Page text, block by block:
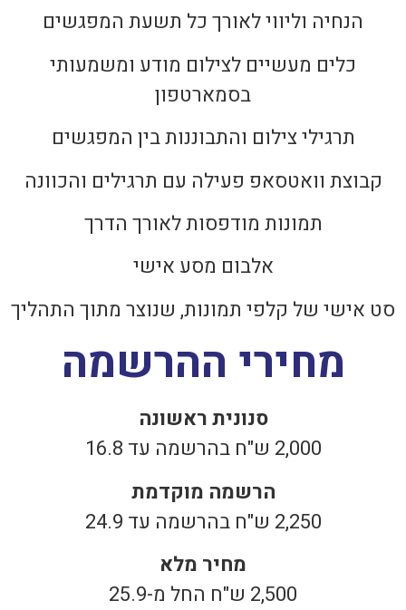
הנחיה וליווי לאורך כל תשעת המפגשים
כלים מעשיים לצילום מודע ומשמעותי
בסמארטפון
תרגילי צילום והתבוננות בין המפגשים
קבוצת וואטסאפ פעילה עם תרגילים והכוונה
תמונות מודפסות לאורך הדרך
אלבום מסע אישי
סט אישי של קלפי תמונות, שנוצר מתוך התהליך
מחירי ההרשמה
סנונית ראשונה
2,000 ש"ח בהרשמה עד 16.8
הרשמה מוקדמת
2,250 ש"ח בהרשמה עד 24.9
מחיר מלא
2,500 ש"ח החל מ-25.9